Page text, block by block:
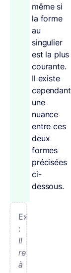
même si
la forme
au
singulier
est la plus
courante.
Il existe
cependant
une
nuance
entre ces
deux
formes
précisées
ci-
dessous.
Exemples
:
Il
ressemble
à